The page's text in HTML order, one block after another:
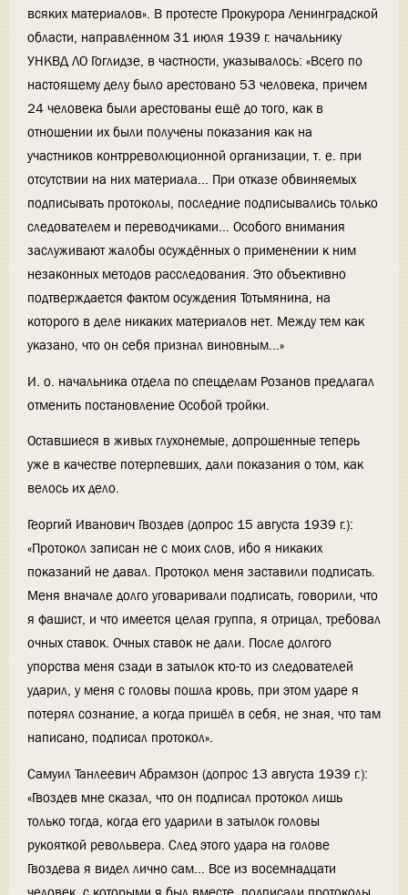
всяких материалов». В протесте Прокурора Ленинградской
области, направленном 31 июля 1939 г. начальнику
УНКВД ЛО Гоглидзе, в частности, указывалось: «Всего по
настоящему делу было арестовано 53 человека, причем
24 человека были арестованы ещё до того, как в
отношении их были получены показания как на
участников контрреволюционной организации, т. е. при
отсутствии на них материала... При отказе обвиняемых
подписывать протоколы, последние подписывались только
следователем и переводчиками... Особого внимания
заслуживают жалобы осуждённых о применении к ним
незаконных методов расследования. Это объективно
подтверждается фактом осуждения Тотьмянина, на
которого в деле никаких материалов нет. Между тем как
указано, что он себя признал виновным...»
И. о. начальника отдела по спецделам Розанов предлагал
отменить постановление Особой тройки.
Оставшиеся в живых глухонемые, допрошенные теперь
уже в качестве потерпевших, дали показания о том, как
велось их дело.
Георгий Иванович Гвоздев (допрос 15 августа 1939 г.):
«Протокол записан не с моих слов, ибо я никаких
показаний не давал. Протокол меня заставили подписать.
Меня вначале долго уговаривали подписать, говорили, что
я фашист, и что имеется целая группа, я отрицал, требовал
очных ставок. Очных ставок не дали. После долгого
упорства меня сзади в затылок кто-то из следователей
ударил, у меня с головы пошла кровь, при этом ударе я
потерял сознание, а когда пришёл в себя, не зная, что там
написано, подписал протокол».
Самуил Танлеевич Абрамзон (допрос 13 августа 1939 г.):
«Гвоздев мне сказал, что он подписал протокол лишь
только тогда, когда его ударили в затылок головы
рукояткой револьвера. След этого удара на голове
Гвоздева я видел лично сам... Все из восемнадцати